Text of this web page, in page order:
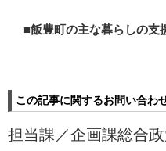
■飯豊町の主な暮らしの
この記事に関するお問い合わ
担当課／企画課総合